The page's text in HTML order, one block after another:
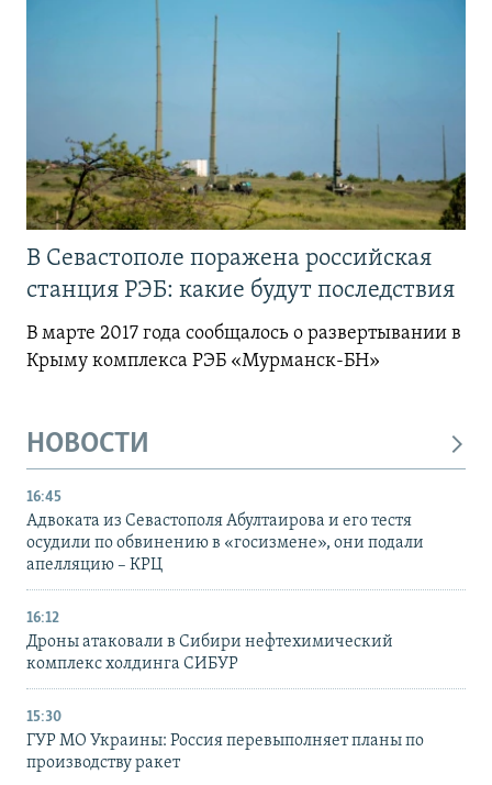
В Севастополе поражена российская
станция РЭБ: какие будут последствия
В марте 2017 года сообщалось о развертывании в
Крыму комплекса РЭБ «Мурманск-БН»
НОВОСТИ
16:45
Адвоката из Севастополя Абултаирова и его тестя
осудили по обвинению в «госизмене», они подали
апелляцию – КРЦ
16:12
Дроны атаковали в Сибири нефтехимический
комплекс холдинга СИБУР
15:30
ГУР МО Украины: Россия перевыполняет планы по
производству ракет